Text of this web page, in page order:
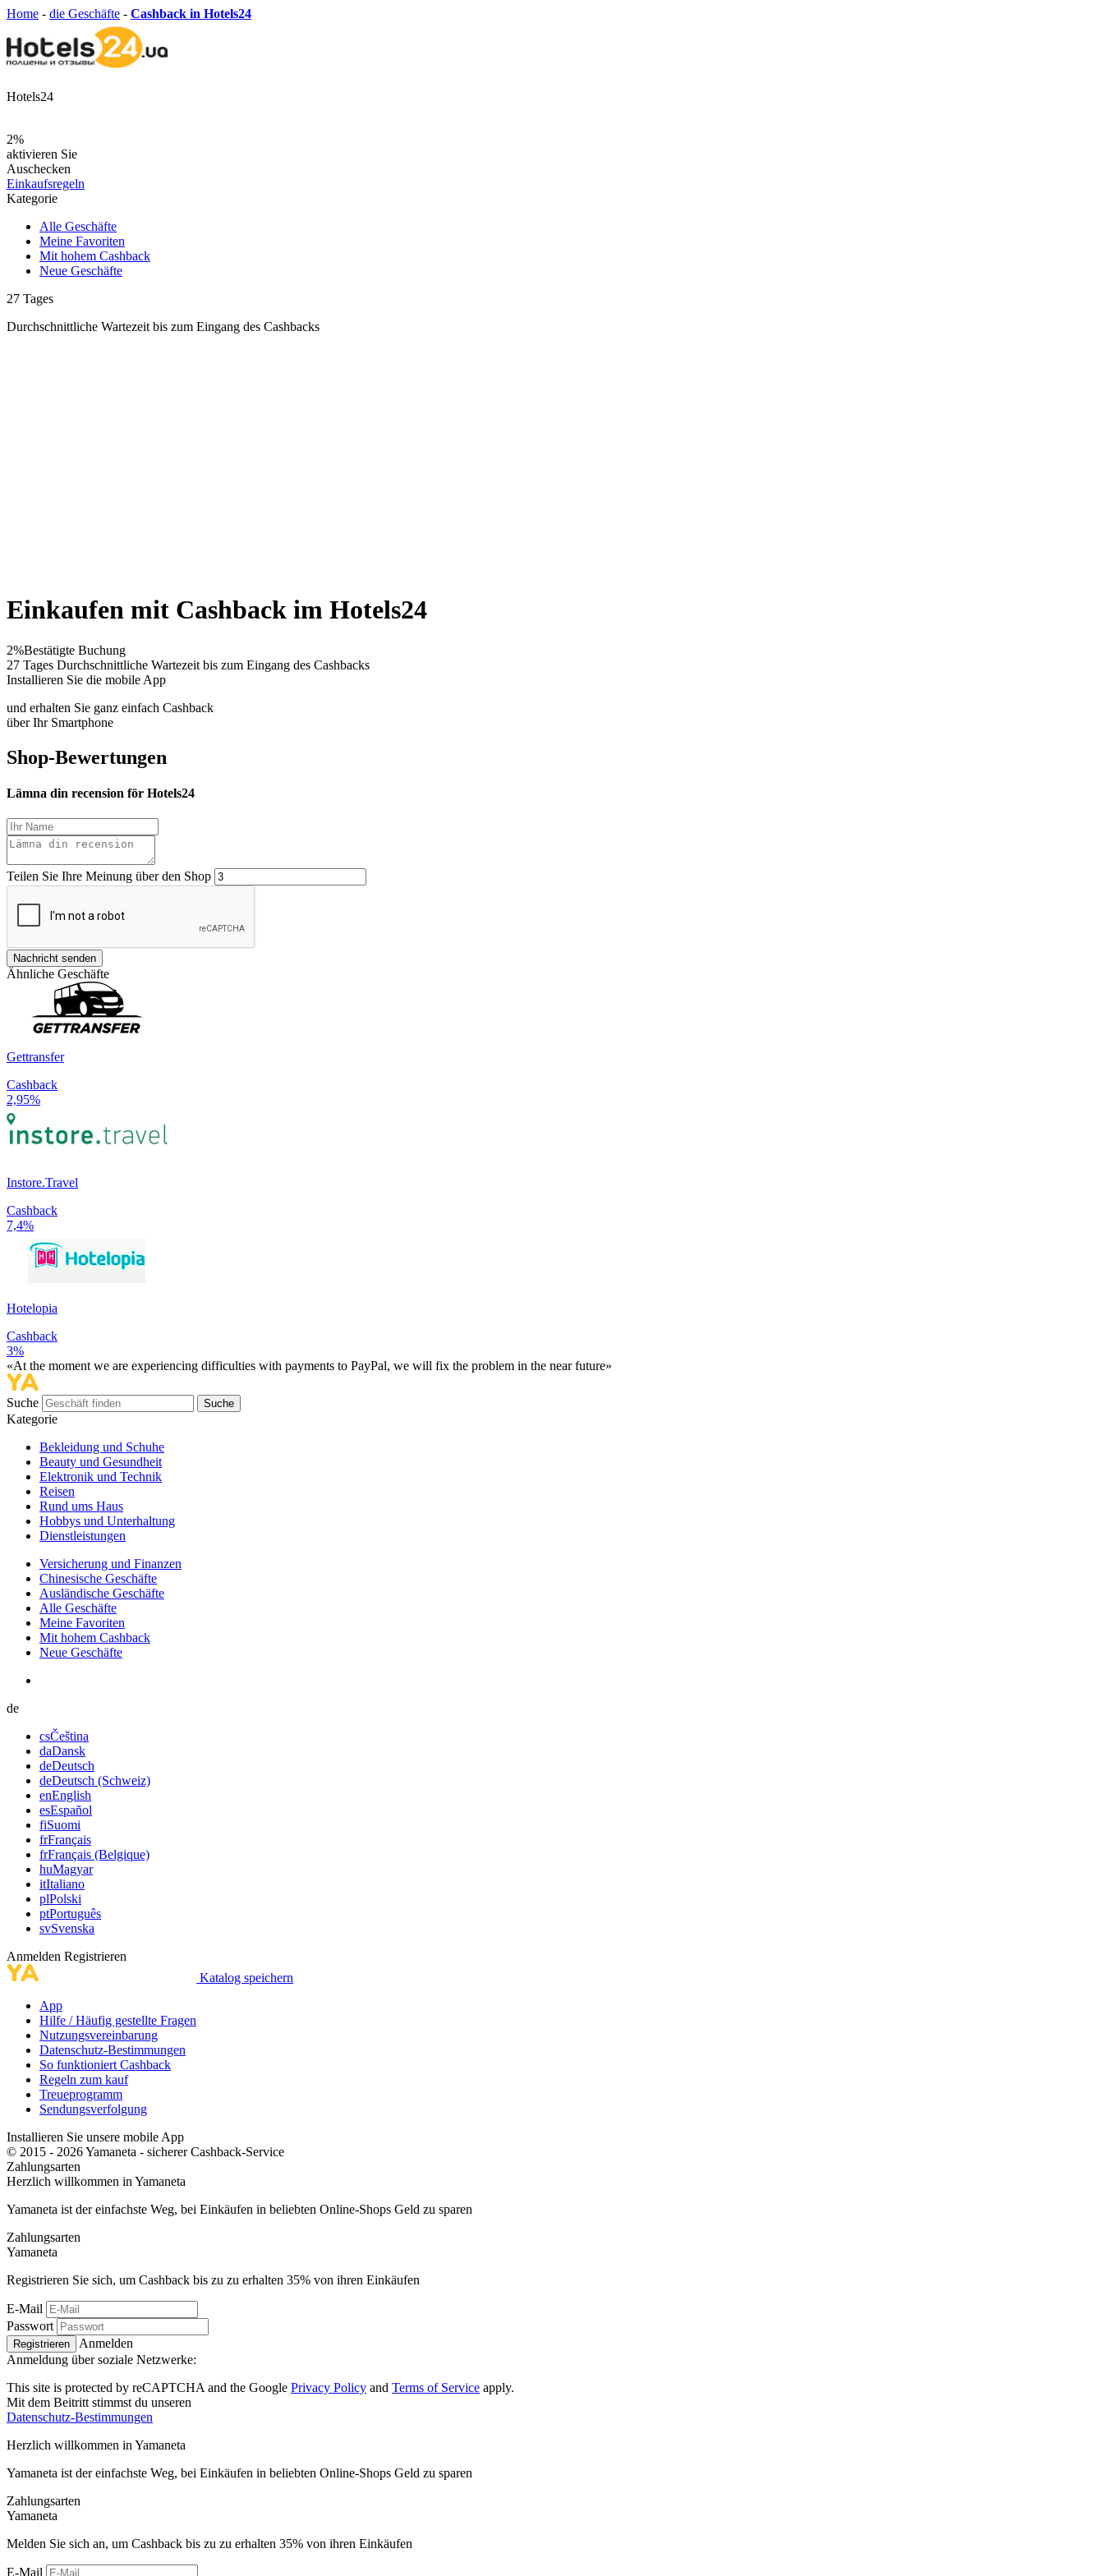
Home - die Geschäfte - Cashback in Hotels24
Hotels24
2%
aktivieren Sie
Auschecken
Einkaufsregeln
Kategorie
Alle Geschäfte
Meine Favoriten
Mit hohem Cashback
Neue Geschäfte
27 Tages
Durchschnittliche Wartezeit bis zum Eingang des Cashbacks
Einkaufen mit Cashback im Hotels24
2%Bestätigte Buchung
27 Tages Durchschnittliche Wartezeit bis zum Eingang des Cashbacks
Installieren Sie die mobile App
und erhalten Sie ganz einfach Cashback
über Ihr Smartphone
Shop-Bewertungen
Lämna din recension för Hotels24
Teilen Sie Ihre Meinung über den Shop
Nachricht senden
Ähnliche Geschäfte
Gettransfer
Cashback
2,95%
Instore.Travel
Cashback
7,4%
Hotelopia
Cashback
3%
«At the moment we are experiencing difficulties with payments to PayPal, we will fix the problem in the near future»
Suche Suche
Kategorie
Bekleidung und Schuhe
Beauty und Gesundheit
Elektronik und Technik
Reisen
Rund ums Haus
Hobbys und Unterhaltung
Dienstleistungen
Versicherung und Finanzen
Chinesische Geschäfte
Ausländische Geschäfte
Alle Geschäfte
Meine Favoriten
Mit hohem Cashback
Neue Geschäfte
de
csČeština
daDansk
deDeutsch
deDeutsch (Schweiz)
enEnglish
esEspañol
fiSuomi
frFrançais
frFrançais (Belgique)
huMagyar
itItaliano
plPolski
ptPortuguês
svSvenska
Anmelden Registrieren
Katalog speichern
App
Hilfe / Häufig gestellte Fragen
Nutzungsvereinbarung
Datenschutz-Bestimmungen
So funktioniert Cashback
Regeln zum kauf
Treueprogramm
Sendungsverfolgung
Installieren Sie unsere mobile App
© 2015 - 2026 Yamaneta - sicherer Cashback-Service
Zahlungsarten
Herzlich willkommen in Yamaneta
Yamaneta ist der einfachste Weg, bei Einkäufen in beliebten Online-Shops Geld zu sparen
Zahlungsarten
Yamaneta
Registrieren Sie sich, um Cashback bis zu zu erhalten 35% von ihren Einkäufen
E-Mail
Passwort
Registrieren
Anmelden
Anmeldung über soziale Netzwerke:
This site is protected by reCAPTCHA and the Google Privacy Policy and Terms of Service apply.
Mit dem Beitritt stimmst du unseren
Datenschutz-Bestimmungen
Herzlich willkommen in Yamaneta
Yamaneta ist der einfachste Weg, bei Einkäufen in beliebten Online-Shops Geld zu sparen
Zahlungsarten
Yamaneta
Melden Sie sich an, um Cashback bis zu zu erhalten 35% von ihren Einkäufen
E-Mail